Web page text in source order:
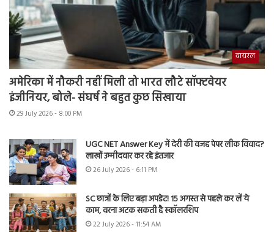
वायरल
अमेरिका में नौकरी नहीं मिली तो भारत लौटे सॉफ्टवेयर
इंजीनियर, बोले- संघर्ष ने बहुत कुछ सिखाया
29 July 2026 - 8:00 PM
UGC NET Answer Key में देरी की वजह पेपर लीक विवाद?
लाखों उम्मीदवार कर रहे इंतजार
26 July 2026 - 6:11 PM
SC छात्रों के लिए बड़ा अपडेट! 15 अगस्त से पहले कर लें ये
काम, वरना अटक सकती है स्कॉलरशिप
22 July 2026 - 11:54 AM